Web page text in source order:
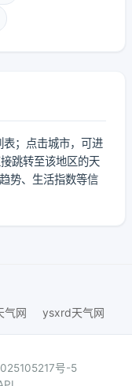
表；点击城市，可进
跳转至该地区的天
势、生活指数等信
气网 ysxrd天气网
号-5